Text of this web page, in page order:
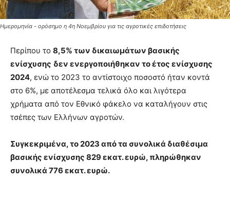
Ημερομηνία - ορόσημο η 4η Νοεμβρίου για τις αγροτικές επιδοτήσεις
Περίπου το 8,5% των δικαιωµάτων βασικής
ενίσχυσης δεν ενεργοποιήθηκαν το έτος ενίσχυσης
2024, ενώ το 2023 το αντίστοιχο ποσοστό ήταν κοντά
στο 6%, µε αποτέλεσµα τελικά όλο και λιγότερα
χρήµατα από τον Εθνικό φάκελο να καταλήγουν στις
τσέπες των Ελλήνων αγροτών.
Συγκεκριµένα, τo 2023 από τα συνολικά διαθέσιµα
βασικής ενίσχυσης 829 εκατ. ευρώ, πληρώθηκαν
συνολικά 776 εκατ. ευρώ.